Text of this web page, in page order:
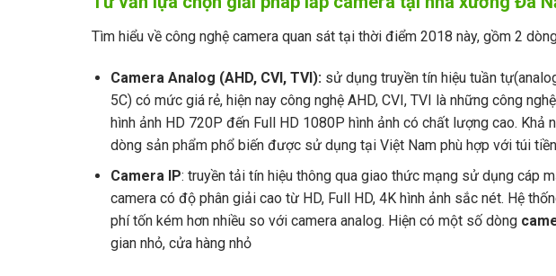
Tìm hiểu về công nghệ camera quan sát tại thời điểm 2018 này, gồm 2
Camera Analog (AHD, CVI, TVI):sử dụng truyền tín hiệu tuần
5C) có mức giá rẻ, hiện nay công nghệ AHD, CVI, TVI là những công
hình ảnh HD 720P đến Full HD 1080P hình ảnh có chất lượng cao. Khả
dòng sản phẩm phổ biến được sử dụng tại Việt Nam phù hợp với túi
Camera IP: truyền tải tín hiệu thông qua giao thức mạng sử dụng cáp
camera có độ phân giải cao từ HD, Full HD, 4K hình ảnh sắc nét. Hệ
phí tốn kém hơn nhiều so với camera analog. Hiện có một số dòng
gian nhỏ, cửa hàng nhỏ